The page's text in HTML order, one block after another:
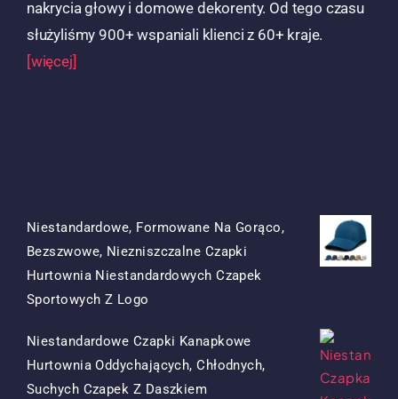
nakrycia głowy i domowe dekorenty. Od tego czasu
służyliśmy 900+ wspaniali klienci z 60+ kraje.
[więcej]
Niestandardowe, Formowane Na Gorąco,
Bezszwowe, Niezniszczalne Czapki
Hurtownia Niestandardowych Czapek
Sportowych Z Logo
Była:
$15.50.
To:
$7.50.
Niestandardowe Czapki Kanapkowe
Hurtownia Oddychających, Chłodnych,
Suchych Czapek Z DaszkiemOryginalna
Obecna